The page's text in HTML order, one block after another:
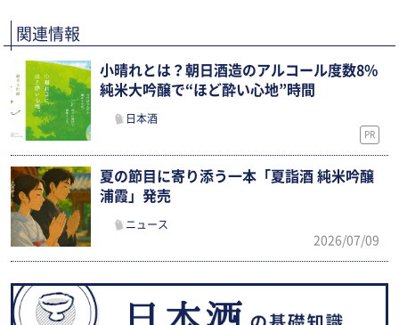
関連情報
小晴れとは？朝日酒造のアルコール度数8%
純米大吟醸で“ほど酔い心地”時間
日本酒
PR
夏の節目に寄り添う一本「夏詣酒 純米吟醸
浦霞」発売
ニュース
2026/07/09